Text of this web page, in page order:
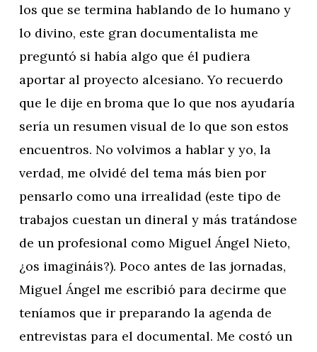
los que se termina hablando de lo humano y
lo divino, este gran documentalista me
preguntó si había algo que él pudiera
aportar al proyecto alcesiano. Yo recuerdo
que le dije en broma que lo que nos ayudaría
sería un resumen visual de lo que son estos
encuentros. No volvimos a hablar y yo, la
verdad, me olvidé del tema más bien por
pensarlo como una irrealidad (este tipo de
trabajos cuestan un dineral y más tratándose
de un profesional como Miguel Ángel Nieto,
¿os imagináis?). Poco antes de las jornadas,
Miguel Ángel me escribió para decirme que
teníamos que ir preparando la agenda de
entrevistas para el documental. Me costó un